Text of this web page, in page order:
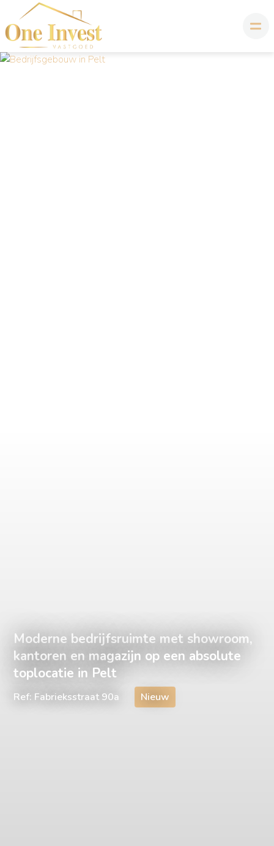
Moderne bedrijfsruimte met showroom,
kantoren en magazijn op een absolute
toplocatie in Pelt
Ref: Fabrieksstraat 90a Nieuw